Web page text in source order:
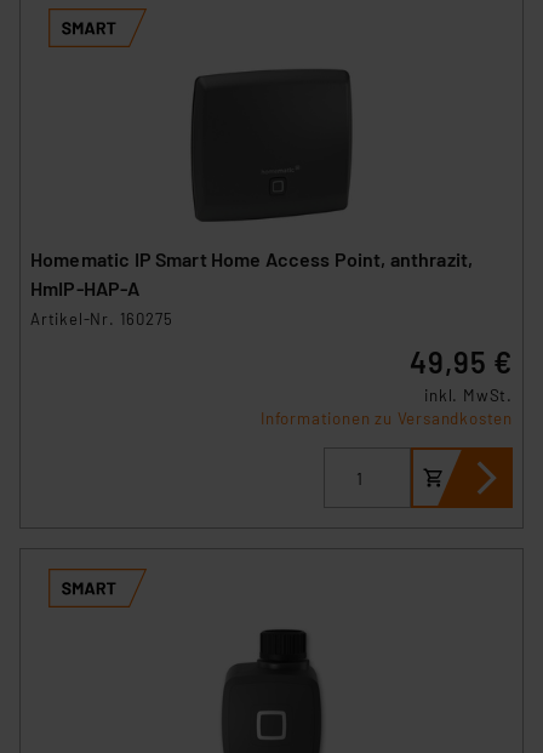
Homematic IP Smart Home Access Point, anthrazit,
HmIP-HAP-A
Artikel-Nr. 160275
49,95 €
inkl. MwSt.
Informationen zu Versandkosten